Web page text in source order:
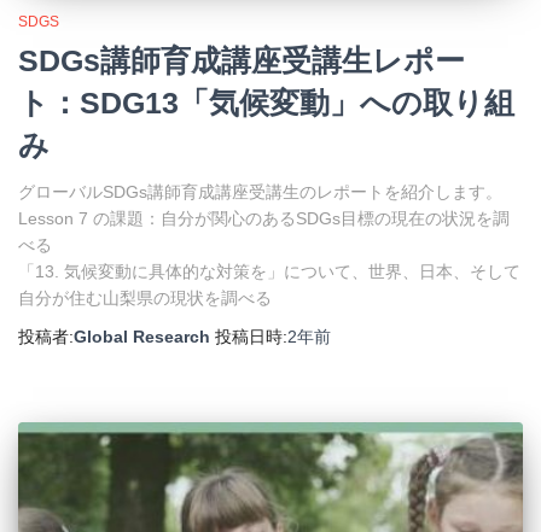
SDGS
SDGs講師育成講座受講生レポー
ト：SDG13「気候変動」への取り組
み
グローバルSDGs講師育成講座受講生のレポートを紹介します。
Lesson 7 の課題：自分が関心のあるSDGs目標の現在の状況を調
べる
「13. 気候変動に具体的な対策を」について、世界、日本、そして
自分が住む山梨県の現状を調べる
投稿者:Global Research 投稿日時:2年前